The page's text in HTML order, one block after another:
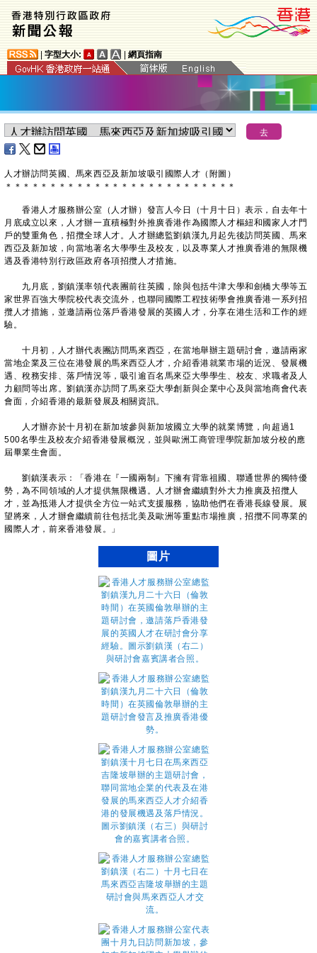
字型大小: 網頁指南
人才辦訪問英國、馬來西亞及新加坡吸引國際人才（附圖）
＊ ＊ ＊ ＊ ＊ ＊ ＊ ＊ ＊ ＊ ＊ ＊ ＊ ＊ ＊ ＊ ＊ ＊ ＊ ＊ ＊ ＊ ＊ ＊ ＊ ＊
香港人才服務辦公室（人才辦）發言人今日（十月十日）表示，自去年十
月底成立以來，人才辦一直積極對外推廣香港作為國際人才樞紐和國家人才門
戶的雙重角色，招攬全球人才。人才辦總監劉鎮漢九月起先後訪問英國、馬來
西亞及新加坡，向當地著名大學學生及校友，以及專業人才推廣香港的無限機
遇及香港特別行政區政府各項招攬人才措施。
九月底，劉鎮漢率領代表團前往英國，除與包括牛津大學和劍橋大學等五
家世界百強大學院校代表交流外，也聯同國際工程技術學會推廣香港一系列招
攬人才措施，並邀請兩位落戶香港發展的英國人才，分享在港生活和工作的經
驗。
十月初，人才辦代表團訪問馬來西亞，在當地舉辦主題研討會，邀請兩家
當地企業及三位在港發展的馬來西亞人才，介紹香港就業市場的近況、發展機
遇、稅務安排、落戶情況等，吸引逾百名馬來亞大學學生、校友、求職者及人
力顧問等出席。劉鎮漢亦訪問了馬來亞大學創新與企業中心及與當地商會代表
會面，介紹香港的最新發展及相關資訊。
人才辦亦於十月初在新加坡參與新加坡國立大學的就業博覽，向超過1
500名學生及校友介紹香港發展概況，並與歐洲工商管理學院新加坡分校的應
屆畢業生會面。
劉鎮漢表示：「香港在『一國兩制』下擁有背靠祖國、聯通世界的獨特優
勢，為不同領域的人才提供無限機遇。人才辦會繼續對外大力推廣及招攬人
才，並為抵港人才提供全方位一站式支援服務，協助他們在香港長線發展。展
望將來，人才辦會繼續前往包括北美及歐洲等重點市場推廣，招攬不同專業的
國際人才，前來香港發展。」
圖片